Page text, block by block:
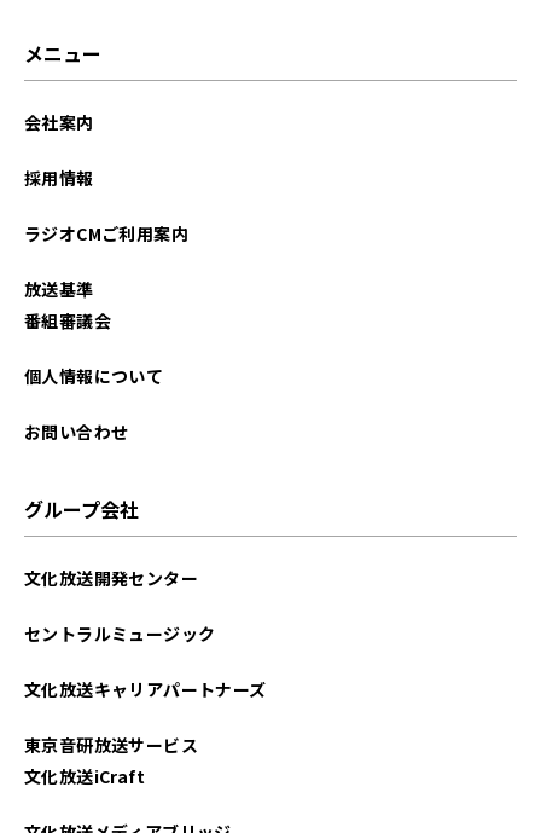
2025年05月
2025年02月
2024年09月
メニュー
会社案内
採用情報
ラジオCMご利用案内
放送基準
番組審議会
個人情報について
お問い合わせ
グループ会社
文化放送開発センター
セントラルミュージック
文化放送キャリアパートナーズ
東京音研放送サービス
文化放送iCraft